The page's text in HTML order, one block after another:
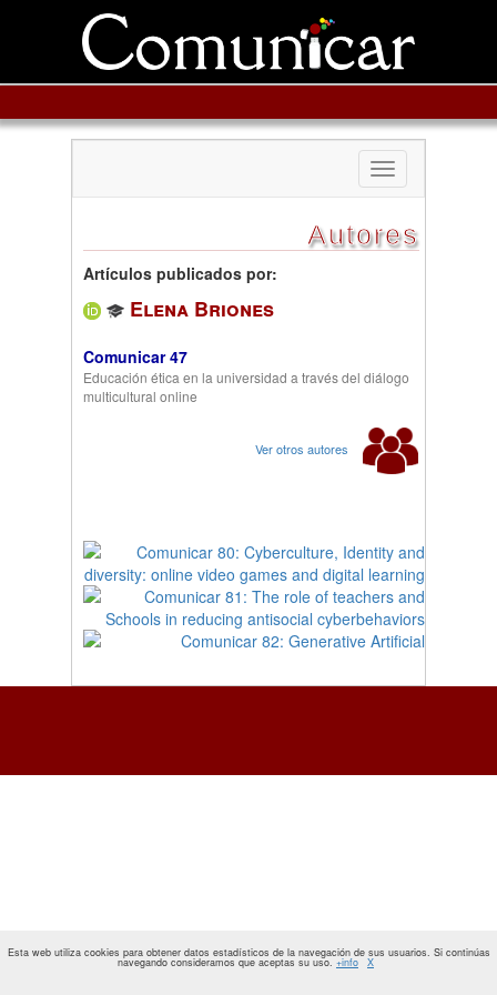
Toggle
navigation
Autores
Artículos publicados por:
Elena Briones
Comunicar 47
Educación ética en la universidad a través del diálogo
multicultural online
Ver otros autores
Esta web utiliza cookies para obtener datos estadísticos de la navegación de sus usuarios. Si continúas
navegando consideramos que aceptas su uso. +info X